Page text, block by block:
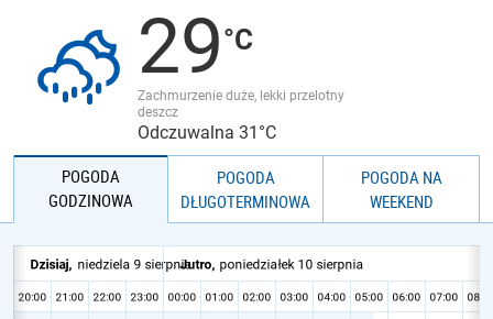
JAKOŚĆ POWIETRZA29
Zachmurzenie duże, lekki przelotny
deszcz
Odczuwalna 31°C
POGODA
GODZINOWA
POGODA
DŁUGOTERMINOWA
POGODA NA
WEEKEND